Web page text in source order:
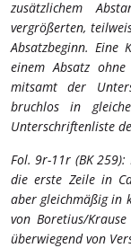
zusätzlichem
vergrößerten,
Absatzbeginn.
einem Absatz
mitsamt der
bruchlos in
Unterschriftenliste
Fol. 9r-11r (BK
die erste Zeile in
aber gleichmäßig in
von Boretius/
überwiegend von